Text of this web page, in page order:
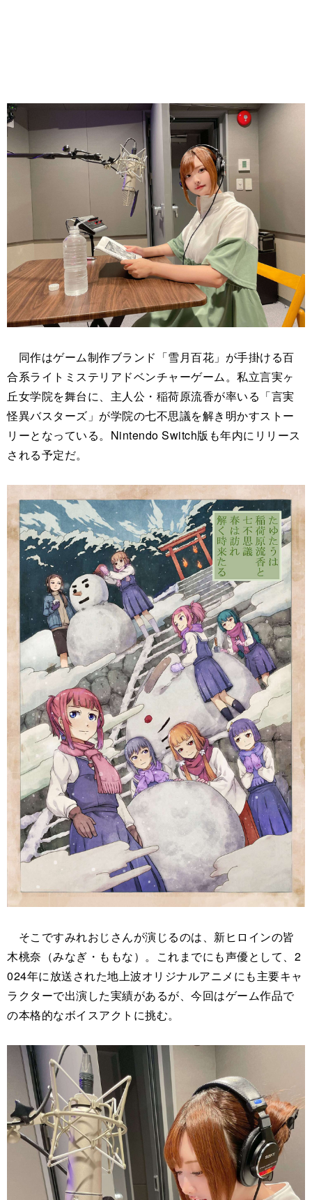
同作はゲーム制作ブランド「雪月百花」が手掛ける百
合系ライトミステリアドベンチャーゲーム。私立言実ヶ
丘女学院を舞台に、主人公・稲荷原流香が率いる「言実
怪異バスターズ」が学院の七不思議を解き明かすストー
リーとなっている。Nintendo Switch版も年内にリリース
される予定だ。
そこですみれおじさんが演じるのは、新ヒロインの皆
木桃奈（みなぎ・ももな）。これまでにも声優として、2
024年に放送された地上波オリジナルアニメにも主要キャ
ラクターで出演した実績があるが、今回はゲーム作品で
の本格的なボイスアクトに挑む。